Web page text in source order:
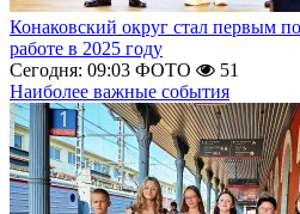
Конаковский округ стал первым
работе в 2025 году
Сегодня: 09:03 ФОТО
51
Наиболее важные события